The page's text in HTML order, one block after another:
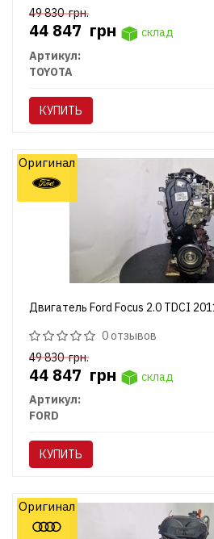
49 830грн.
44 847 грн
склад
Артикул:
TOYOTA
КУПИТЬ
Двигатель Ford Focus 2.0 TDCI
0 отзывов
49 830грн.
44 847 грн
склад
Артикул:
FORD
КУПИТЬ
Оригинал
Оригинал